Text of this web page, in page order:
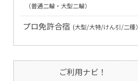
（普通二輪・大型二輪）
プロ免許合宿 (大型/大特/けん引/二種）
ご利用ナビ！